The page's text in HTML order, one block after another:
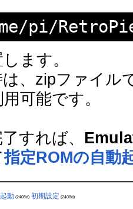
pi/
ます。
は、zipファイル
可能です。
すれば、
指定ROMの自動
動 (2408d) 初期設定 (2408d)